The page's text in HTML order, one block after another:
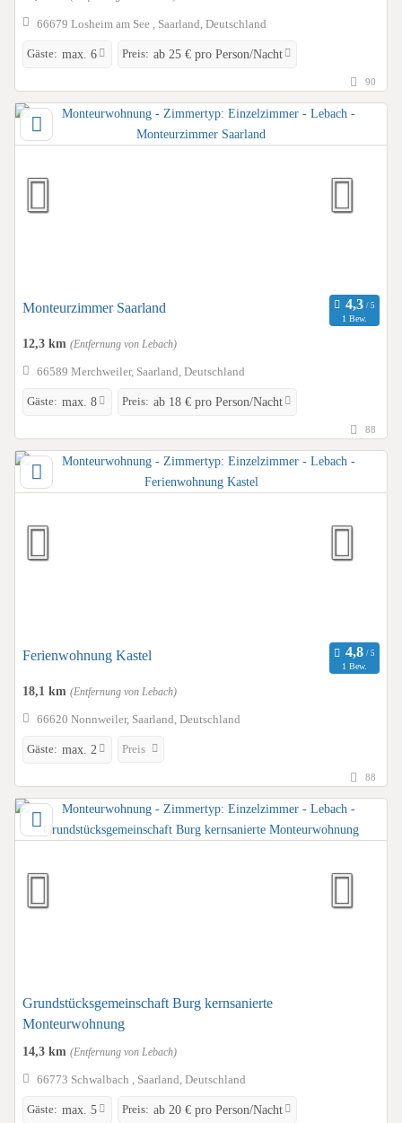
66679 Losheim am See , Saarland, Deutschland
Gäste: max. 6 Preis: ab 25 € pro Person/Nacht
90
Monteurzimmer Saarland
1 Bew.
12,3 km (Entfernung von Lebach)
66589 Merchweiler, Saarland, Deutschland
Gäste: max. 8 Preis: ab 18 € pro Person/Nacht
88
Ferienwohnung Kastel
1 Bew.
18,1 km (Entfernung von Lebach)
66620 Nonnweiler, Saarland, Deutschland
Gäste: max. 2 Preis
88
Grundstücksgemeinschaft Burg kernsanierte
Monteurwohnung
14,3 km (Entfernung von Lebach)
66773 Schwalbach , Saarland, Deutschland
Gäste: max. 5 Preis: ab 20 € pro Person/Nacht